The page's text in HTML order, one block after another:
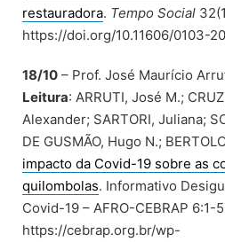
restauradora. Tempo Social
https://doi.org/10.11606/0103-
18/10 – Prof. José Maurício
Leitura: ARRUTI, José M.;
Alexander; SARTORI, Juliana;
DE GUSMÃO, Hugo N.;
impacto da Covid-19 sobre as
quilombolas. Informativo
Covid-19 – AFRO-CEBRAP 6:1-
https://cebrap.org.br/wp-